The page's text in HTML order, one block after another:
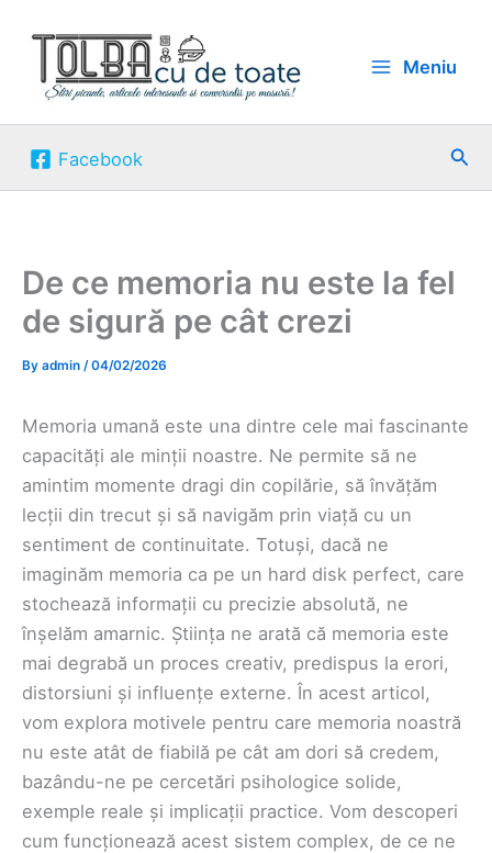
content
Meniu
Facebook
De ce memoria nu este la fel
de sigură pe cât crezi
By admin /04/02/2026
Memoria umană este una dintre cele mai fascinante
capacități ale minții noastre. Ne permite să ne
amintim momente dragi din copilărie, să învățăm
lecții din trecut și să navigăm prin viață cu un
sentiment de continuitate. Totuși, dacă ne
imaginăm memoria ca pe un hard disk perfect, care
stochează informații cu precizie absolută, ne
înșelăm amarnic. Știința ne arată că memoria este
mai degrabă un proces creativ, predispus la erori,
distorsiuni și influențe externe. În acest articol,
vom explora motivele pentru care memoria noastră
nu este atât de fiabilă pe cât am dori să credem,
bazându-ne pe cercetări psihologice solide,
exemple reale și implicații practice. Vom descoperi
cum funcționează acest sistem complex, de ce ne